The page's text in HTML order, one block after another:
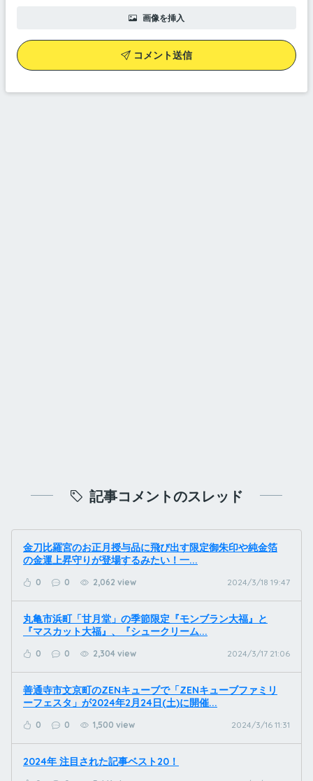
画像を挿入
コメント送信
記事コメントのスレッド
金刀比羅宮のお正月授与品に飛び出す限定御朱印や純金箔
の金運上昇守りが登場するみたい！一...
0 0 2,062 view 2024/3/18 19:47
丸亀市浜町「甘月堂」の季節限定『モンブラン大福』と
『マスカット大福』、『シュークリーム...
0 0 2,304 view 2024/3/17 21:06
善通寺市文京町のZENキューブで「ZENキューブファミリ
ーフェスタ」が2024年2月24日(土)に開催...
0 0 1,500 view 2024/3/16 11:31
2024年 注目された記事ベスト20！